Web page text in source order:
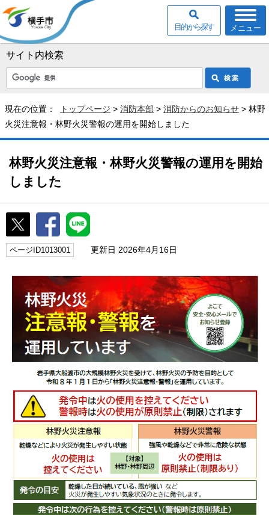
サイト内検索
メニュー
目的から探す
現在の位置： トップページ > 消防本部 > 消防からのお知らせ > 林野
火災注意報・林野火災警報の運用を開始しました
林野火災注意報・林野火災警報の運用を開始
しました
ページID1013001 更新日 2026年4月16日